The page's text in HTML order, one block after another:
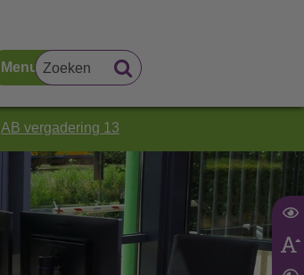
Menu
AB vergadering 13